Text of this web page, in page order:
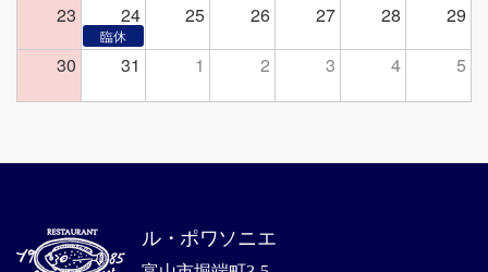
23
24 25 26 27 28
29
30
31 1 2 3 4 5
ル・ポワソニエ